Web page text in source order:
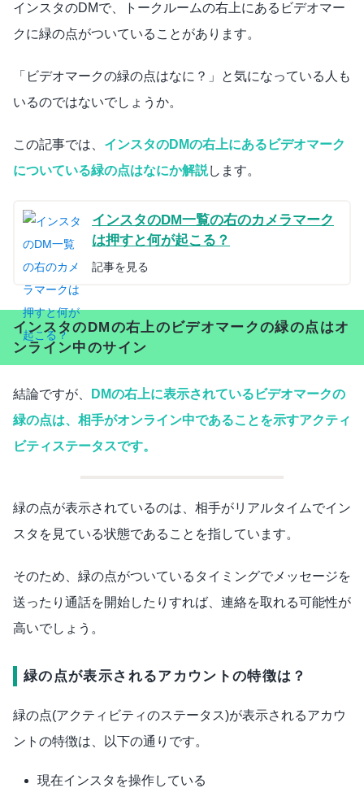
インスタのDMで、トークルームの右上にあるビデオマー
クに緑の点がついていることがあります。
「ビデオマークの緑の点はなに？」と気になっている人も
いるのではないでしょうか。
この記事では、 インスタのDMの右上にあるビデオマーク
についている緑の点はなにか解説します。
インスタのDM一覧の右のカメラマーク
は押すと何が起こる？
記事を見る
インスタのDMの右上のビデオマークの緑の点はオ
ンライン中のサイン
結論ですが、
DMの右上に表示されているビデオマークの
緑の点は、相手がオンライン中であることを示すアクティ
ビティステータスです。
緑の点が表示されているのは、相手がリアルタイムでイン
スタを見ている状態であることを指しています。
そのため、緑の点がついているタイミングでメッセージを
送ったり通話を開始したりすれば、連絡を取れる可能性が
高いでしょう。
緑の点が表示されるアカウントの特徴は？
緑の点(アクティビティのステータス)が表示されるアカウ
ントの特徴は、以下の通りです。
現在インスタを操作している